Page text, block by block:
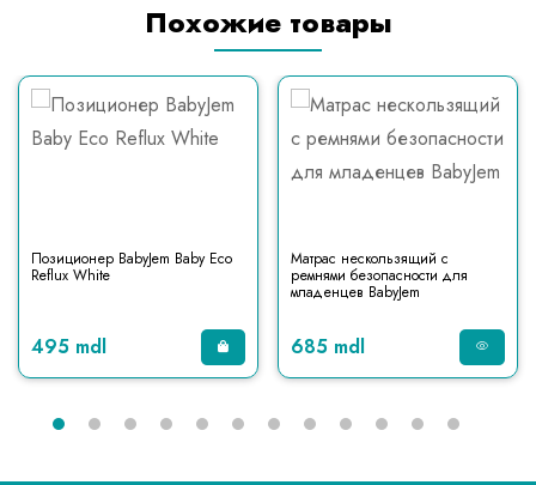
Похожие товары
Позиционер BabyJem Baby Eco
Reflux White
495 mdl
Матрас нескользящий с
ремнями безопасности для
младенцев BabyJem
685 mdl